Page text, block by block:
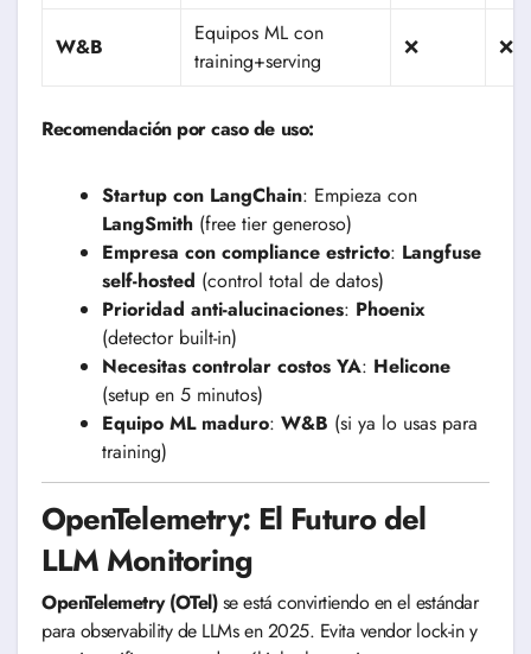
W&B
Equipos ML con
training+serving
❌ ❌
Recomendación por caso de uso:
Startup con LangChain: Empieza con
LangSmith (free tier generoso)
Empresa con compliance estricto: Langfuse
self-hosted (control total de datos)
Prioridad anti-alucinaciones: Phoenix
(detector built-in)
Necesitas controlar costos YA: Helicone
(setup en 5 minutos)
Equipo ML maduro:W&B (si ya lo usas para
training)
OpenTelemetry: El Futuro del
LLM Monitoring
OpenTelemetry (OTel)se está convirtiendo en el estándar
para observability de LLMs en 2025. Evita vendor lock-in y